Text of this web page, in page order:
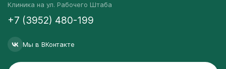
Клиника на ул. Рабочего Штаба
+7 (3952) 480-199
Мы в ВКонтакте